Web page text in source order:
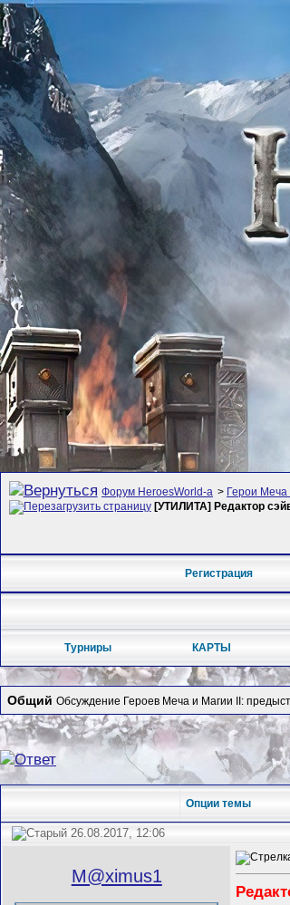
Форум HeroesWorld-а > Герои Меча
[УТИЛИТА] Редактор
Регистрация
Турниры КАРТЫ
Общий Обсуждение Героев Меча и Магии II:
Опции темы
26.08.2017, 12:06
M@ximus1